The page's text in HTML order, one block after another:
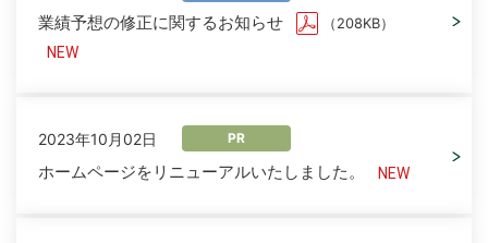
業績予想の修正に関するお知らせ （208KB）
2023年10月02日 PR
ホームページをリニューアルいたしました。